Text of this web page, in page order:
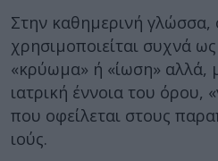
Στην καθημερινή γλώσσα,
χρησιμοποιείται συχνά
«κρύωμα» ή «ίωση» αλλά,
ιατρική έννοια του όρου,
που οφείλεται στους
ιούς.